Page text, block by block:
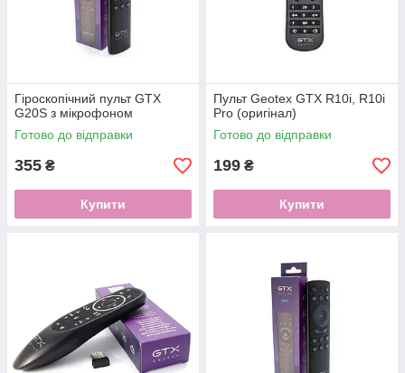
Гіроскопічний пульт GTX
G20S з мікрофоном
Готово до відправки
355 ₴
Купити
Пульт Geotex GTX R10i, R10i
Pro (оригінал)
Готово до відправки
199 ₴
Купити